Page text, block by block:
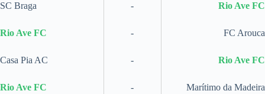
SC Braga - Rio Ave FC
Rio Ave FC - FC Arouca
Casa Pia AC - Rio Ave FC
Rio Ave FC - Marítimo da Madeira